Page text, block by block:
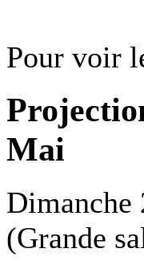
Pour voir
Mai
Dimanche
(Grande